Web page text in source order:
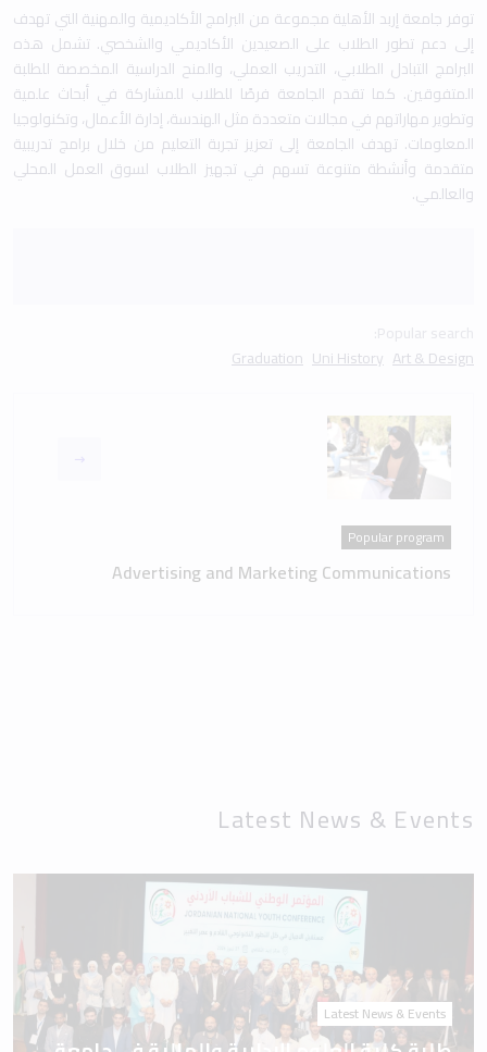
والعالمي.
Popular search:
Art & Design
Graduation
Popular program
طلبة كلية العلوم الإدارية والمالية في جامعة
إربد الأهلية يشاركون في المؤتمر الوطني
للشباب الأردني 2026